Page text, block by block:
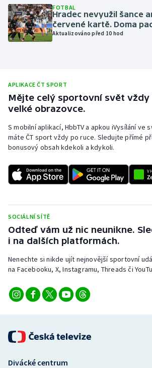
Parasport
Plavání
Rychlostní kanoistika
Short track
Stolní tenis
Triatlon
Veslování
Vodní slalom
Ostatní
FOTBAL
Hradec nevyužil šance
červené kartě. Doma
Aktualizováno před 10 hod
APLIKACE ČT SPORT
Mějte celý sportovní svět vždy
velké obrazovce.
S mobilní aplikací, HbbTV a apkou iVysílání ve
máte ČT sport vždy po ruce. Sledujte přímé
bonusový obsah kdekoli a kdykoli.
SOCIÁLNÍ SÍTĚ
Odteď vám už nic neunikne.
i na dalších platformách.
Nenechte si nikde ujít nejnovější sportovní
na Facebooku, X, Instagramu, Threads či
Divácké centrum